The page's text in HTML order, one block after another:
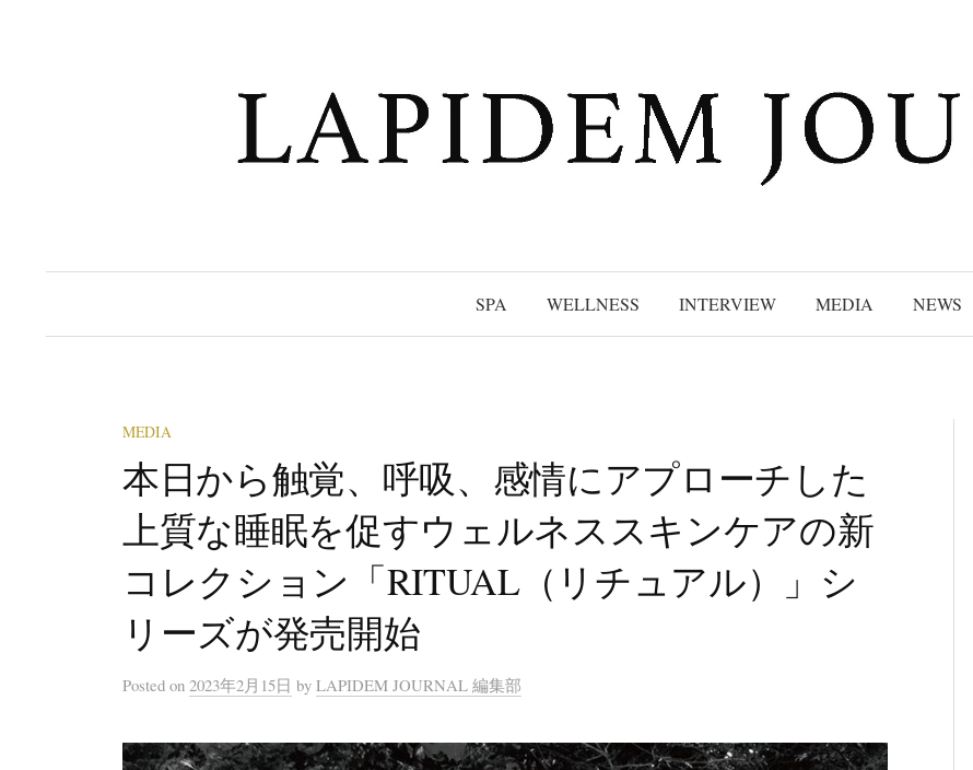
SPA WELLNESS INTERVIEW MEDIA NEWS
MEDIA
本日から触覚、呼吸、感情にアプローチした
上質な睡眠を促すウェルネススキンケアの新
コレクション「RITUAL（リチュアル）」シ
リーズが発売開始
Posted on 2023年2月15日 by LAPIDEM JOURNAL 編集部